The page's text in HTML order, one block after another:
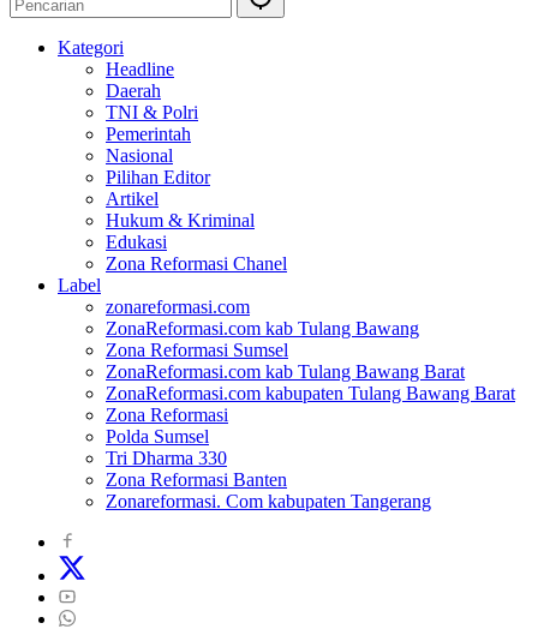
Kategori
Headline
Daerah
TNI & Polri
Pemerintah
Nasional
Pilihan Editor
Artikel
Hukum & Kriminal
Edukasi
Zona Reformasi Chanel
Label
zonareformasi.com
ZonaReformasi.com kab Tulang Bawang
Zona Reformasi Sumsel
ZonaReformasi.com kab Tulang Bawang Barat
ZonaReformasi.com kabupaten Tulang Bawang Barat
Zona Reformasi
Polda Sumsel
Tri Dharma 330
Zona Reformasi Banten
Zonareformasi. Com kabupaten Tangerang